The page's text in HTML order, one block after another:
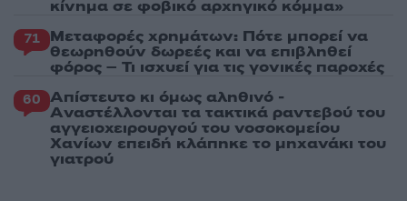
κίνημα σε φοβικό αρχηγικό κόμμα»
71 Μεταφορές χρημάτων: Πότε μπορεί να
θεωρηθούν δωρεές και να επιβληθεί
φόρος – Τι ισχυεί για τις γονικές παροχές
60 Απίστευτο κι όμως αληθινό -
Aναστέλλονται τα τακτικά ραντεβού του
αγγειοχειρουργού του νοσοκομείου
Χανίων επειδή κλάπηκε το μηχανάκι του
γιατρού